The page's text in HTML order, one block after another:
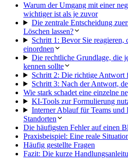
Warum der Umgang mit einer
wichtiger ist als je zuvor
Die zentrale Entscheidung
Löschen lassen?
Schritt 1: Bevor Sie
einordnen
Die rechtliche Grundlage, die
kennen sollte
Schritt 2: Die richtige Antwort
Schritt 3: Nach der Antwort,
Wie stark schadet eine einzelne
KI-Tools zur Formulierung
Interner Ablauf für Teams und
Standorten
Die häufigsten Fehler auf einen
Praxisbeispiel: Eine reale
Häufig gestellte Fragen
Fazit: Die kurze